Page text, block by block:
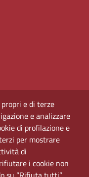
e di terze
e analizzare
di profilazione e
per mostrare
di
i cookie non